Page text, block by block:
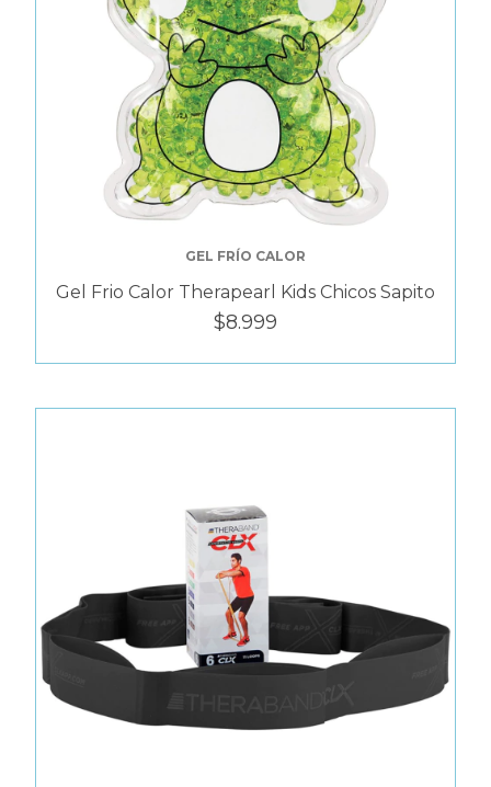
GEL FRÍO CALOR
Gel Frio Calor Therapearl Kids Chicos Sapito
$8.999